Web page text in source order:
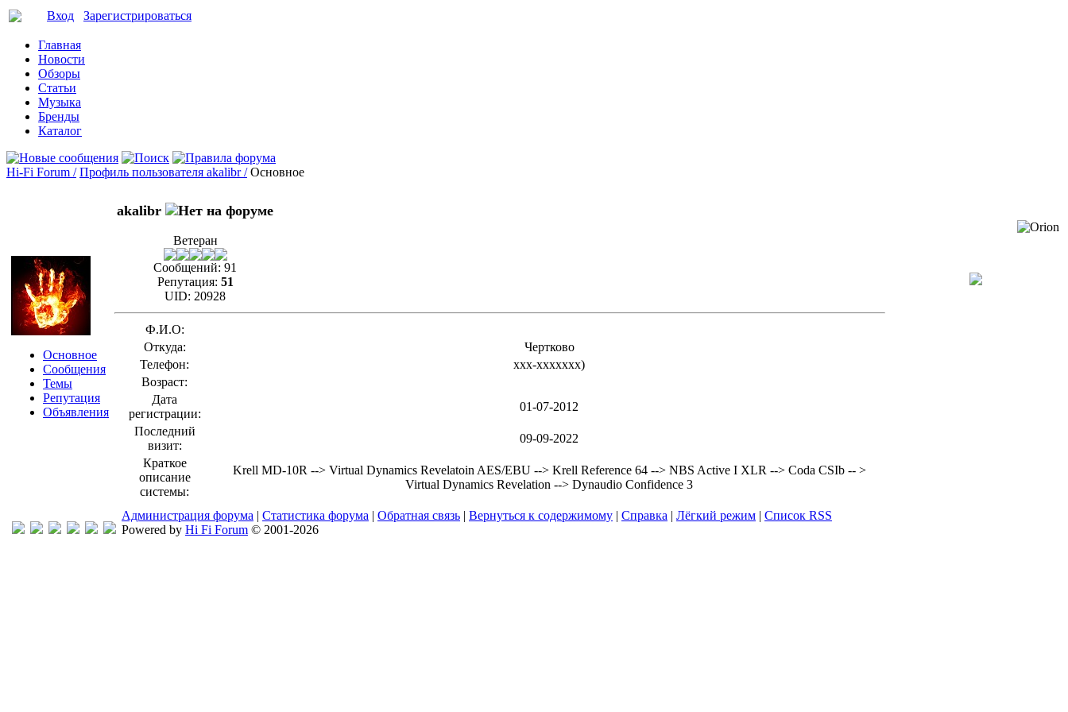
Вход Зарегистрироваться
Главная
Новости
Обзоры
Статьи
Музыка
Бренды
Каталог
Hi-Fi Forum / Профиль пользователя akalibr / Основное
Основное
Сообщения
Темы
Репутация
Объявления
akalibr
Ветеран
Сообщений: 91
Репутация: 51
UID: 20928
Ф.И.О:
Откуда:
Чертково
Телефон:
xxx-xxxxxxx)
Возраст:
Дата
регистрации:
01-07-2012
Последний
визит:
09-09-2022
Краткое
описание
системы:
Krell MD-10R --> Virtual Dynamics Revelatoin AES/EBU --> Krell Reference 64 --> NBS Active I XLR --> Coda CSIb -- >
Virtual Dynamics Revelation --> Dynaudio Confidence 3
Администрация форума | Статистика форума | Обратная связь | Вернуться к содержимому | Справка | Лёгкий режим | Список RSS
Powered by Hi Fi Forum © 2001-2026